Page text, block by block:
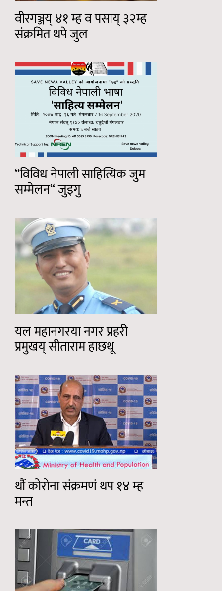
वीरगञ्जय् ४१ म्ह व पसाय् ३२म्ह
संक्रमित थपे जुल
“विविध नेपाली साहित्यिक जुम
सम्मेलन“ जुइगु
यल महानगरया नगर प्रहरी
प्रमुखय् सीताराम हाछथू
थौं कोरोना संक्रमणं थप १४ म्ह
मन्त